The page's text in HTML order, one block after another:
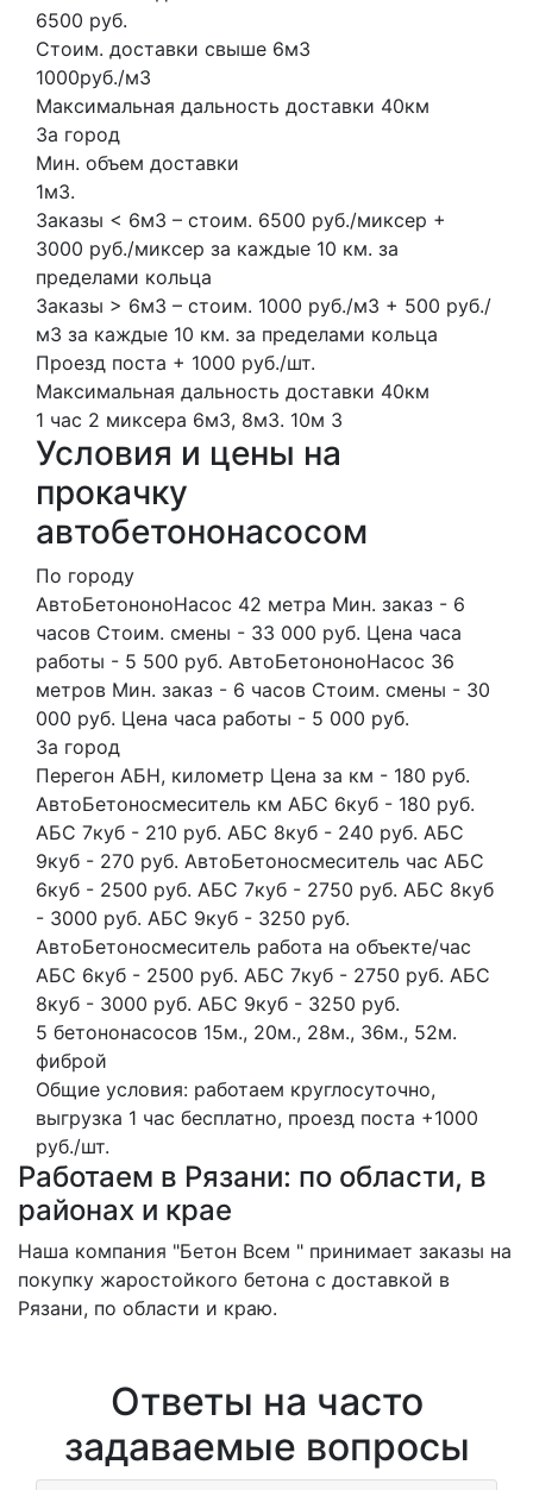
6500 руб.
Стоим. доставки свыше 6м3
1000руб./м3
Максимальная дальность доставки 40км
За город
Мин. объем доставки
1м3.
Заказы < 6м3 – стоим. 6500 руб./миксер +
3000 руб./миксер за каждые 10 км. за
пределами кольца
Заказы > 6м3 – стоим. 1000 руб./м3 + 500 руб./
м3 за каждые 10 км. за пределами кольца
Проезд поста + 1000 руб./шт.
Максимальная дальность доставки 40км
1 час 2 миксера 6м3, 8м3. 10м 3
Условия и цены на
прокачку
автобетононасосом
По городу
АвтоБетононоНасос 42 метра Мин. заказ - 6
часов Стоим. смены - 33 000 руб. Цена часа
работы - 5 500 руб. АвтоБетононоНасос 36
метров Мин. заказ - 6 часов Стоим. смены - 30
000 руб. Цена часа работы - 5 000 руб.
За город
Перегон АБН, километр Цена за км - 180 руб.
АвтоБетоносмеситель км АБС 6куб - 180 руб.
АБС 7куб - 210 руб. АБС 8куб - 240 руб. АБС
9куб - 270 руб. АвтоБетоносмеситель час АБС
6куб - 2500 руб. АБС 7куб - 2750 руб. АБС 8куб
- 3000 руб. АБС 9куб - 3250 руб.
АвтоБетоносмеситель работа на объекте/час
АБС 6куб - 2500 руб. АБС 7куб - 2750 руб. АБС
8куб - 3000 руб. АБС 9куб - 3250 руб.
5 бетононасосов 15м., 20м., 28м., 36м., 52м.
фиброй
Общие условия: работаем круглосуточно,
выгрузка 1 час бесплатно, проезд поста +1000
руб./шт.
Работаем в Рязани: по области, в
районах и крае
Наша компания "Бетон Всем " принимает заказы на
покупку жаростойкого бетона с доставкой в
Рязани, по области и краю.
Ответы на часто
задаваемые вопросы